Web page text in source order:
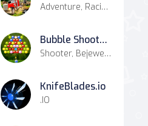
Adventure, Racing & Driving
Bubble Shooter Fruits Candies
Shooter, Bejeweled, Bubble Shooter
KnifeBlades.io
.IO